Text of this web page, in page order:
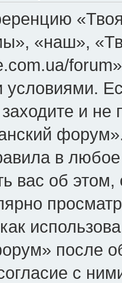
«наш»,
и
в
вас об
после
с